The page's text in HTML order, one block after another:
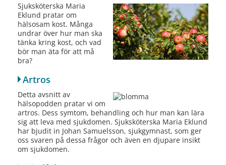
Sjuksköterska Maria
Eklund pratar om
hälsosam kost. Många
undrar över hur man ska
tänka kring kost, och vad
bör man äta för att må
bra?
Artros
Detta avsnitt av
hälsopodden pratar vi om
artros. Dess symtom, behandling och hur man kan lära
sig att leva med sjukdomen. Sjuksköterska Maria Eklund
har bjudit in Johan Samuelsson, sjukgymnast, som ger
oss svaren på dessa frågor och även en djupare insikt
om sjukdomen.